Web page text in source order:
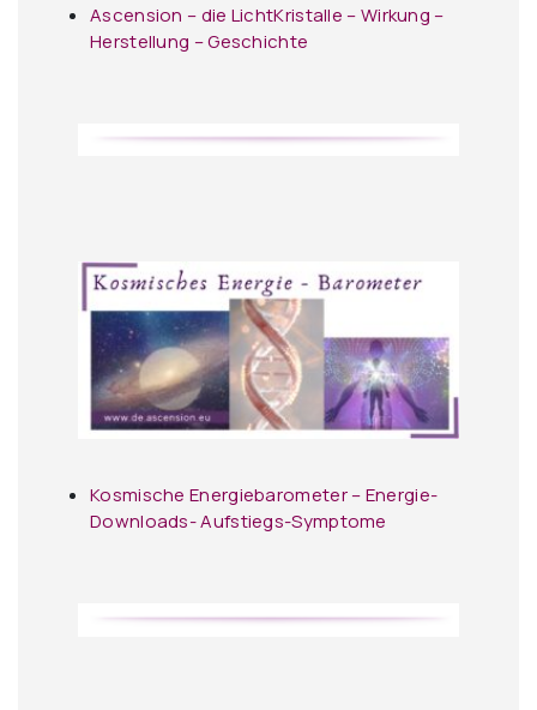
Ascension – die LichtKristalle – Wirkung –
Herstellung – Geschichte
Kosmische Energiebarometer – Energie-
Downloads- Aufstiegs-Symptome